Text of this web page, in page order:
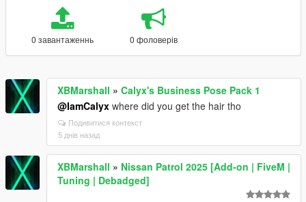
0 завантаженнь 0 фоловерів
XBMarshall » Calyx's Business Pose Pack 1
@IamCalyx where did you get the hair tho
Подивитися контекст
5 днів назад
XBMarshall » Nissan Patrol 2025 [Add-on | FiveM |
Tuning | Debadged]